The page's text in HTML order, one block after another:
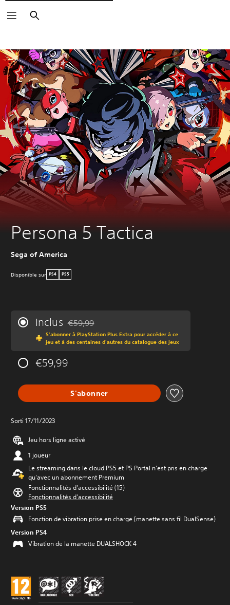
Rechercher
Persona 5 Tactica
Sega of America
Disponible sur PS4 PS5
Inclus Remise par rapport au prix d'origine de €59,99
€59,99
S'abonner à PlayStation Plus Extra pour accéder à ce
jeu et à des centaines d'autres du catalogue des jeux
€59,99
S'abonner
Sorti 17/11/2023
Jeu hors ligne activé
1 joueur
Le streaming dans le cloud PS5 et PS Portal n'est pris en charge
qu'avec un abonnement Premium
Fonctionnalités d'accessibilité (15)
Fonctionnalités d'accessibilité
Version PS5
Fonction de vibration prise en charge (manette sans fil DualSense)
Version PS4
Vibration de la manette DUALSHOCK 4